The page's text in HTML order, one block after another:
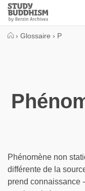
Close
Study
Buddhism
› Glossaire › P
Phénomène non
différente de la
prend connaissance